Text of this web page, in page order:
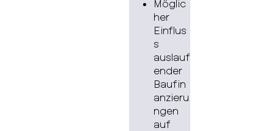
Möglic
her
Einflus
s
auslauf
ender
Baufin
anzieru
ngen
auf